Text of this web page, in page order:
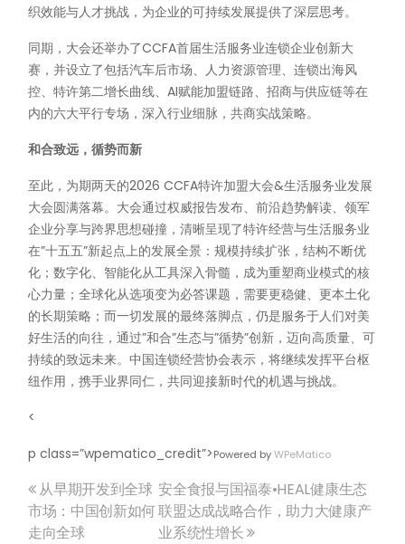
织效能与人才挑战，为企业的可持续发展提供了深层思考。
同期，大会还举办了CCFA首届生活服务业连锁企业创新大
赛，并设立了包括汽车后市场、人力资源管理、连锁出海风
控、特许第二增长曲线、AI赋能加盟链路、招商与供应链等在
内的六大平行专场，深入行业细脉，共商实战策略。
和合致远，循势而新
至此，为期两天的2026 CCFA特许加盟大会&生活服务业发展
大会圆满落幕。大会通过权威报告发布、前沿趋势解读、领军
企业分享与跨界思想碰撞，清晰呈现了特许经营与生活服务业
在”十五五”新起点上的发展全景：规模持续扩张，结构不断优
化；数字化、智能化从工具深入骨髓，成为重塑商业模式的核
心力量；全球化从选项变为必答课题，需要更稳健、更本土化
的长期策略；而一切发展的最终落脚点，仍是服务于人们对美
好生活的向往，通过”和合”生态与”循势”创新，迈向高质量、可
持续的致远未来。中国连锁经营协会表示，将继续发挥平台枢
纽作用，携手业界同仁，共同迎接新时代的机遇与挑战。
<
p class=”wpematico_credit”>Powered byWPeMatico
文
安全食报与国福泰•HEAL健康生态
联盟达成战略合作，助力大健康产
业系统性增长
从早期开发到全球
市场：中国创新如何
走向全球